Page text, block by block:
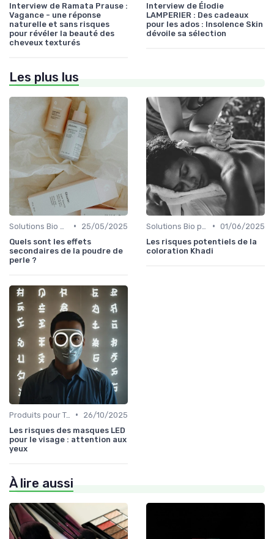
Interview de Ramata Prause :
Vagance - une réponse
naturelle et sans risques
pour révéler la beauté des
cheveux texturés
Interview de Élodie
LAMPERIER : Des cadeaux
pour les ados : Insolence Skin
dévoile sa sélection
Les plus lus
•
25/05/2025
Quels sont les effets
secondaires de la poudre de
perle ?
• 01/06/2025
Les risques potentiels de la
coloration Khadi
Produits pour Types de Peau •
26/10/2025
Les risques des masques LED
pour le visage : attention aux
yeux
À lire aussi